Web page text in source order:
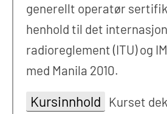
generellt operatør
henhold til det
radioreglement (ITU) og
med Manila 2010.
Kursinnhold
Kurset